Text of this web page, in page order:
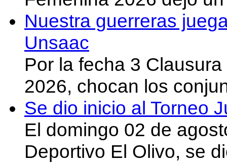
Nuestra guerreras
Unsaac
Por la fecha 3
2026, chocan los
Se dio inicio al Torneo
El domingo 02 de
Deportivo El Olivo, se